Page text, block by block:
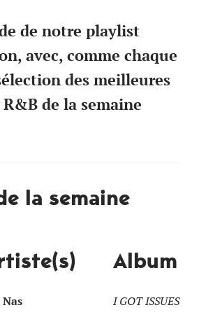
de notre playlist
avec, comme chaque
des meilleures
de la semaine
la semaine
Album
Nas I GOT ISSUES